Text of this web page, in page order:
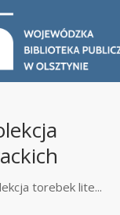
torebek lite...